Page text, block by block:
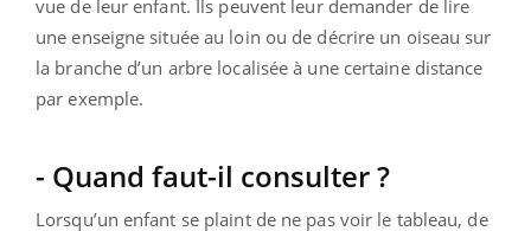
vue de leur enfant. Ils peuvent leur demander de lire
une enseigne située au loin ou de décrire un oiseau sur
la branche d’un arbre localisée à une certaine distance
par exemple.
- Quand faut-il consulter ?
Lorsqu’un enfant se plaint de ne pas voir le tableau, de